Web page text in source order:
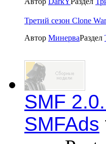
Третий сезон Clone
Автор МинерваРаздел
SMF
SMFAds